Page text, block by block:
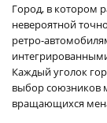
Город, в котором
невероятной
ретро-
Каждый уголок
выбор союзников
вращающихся